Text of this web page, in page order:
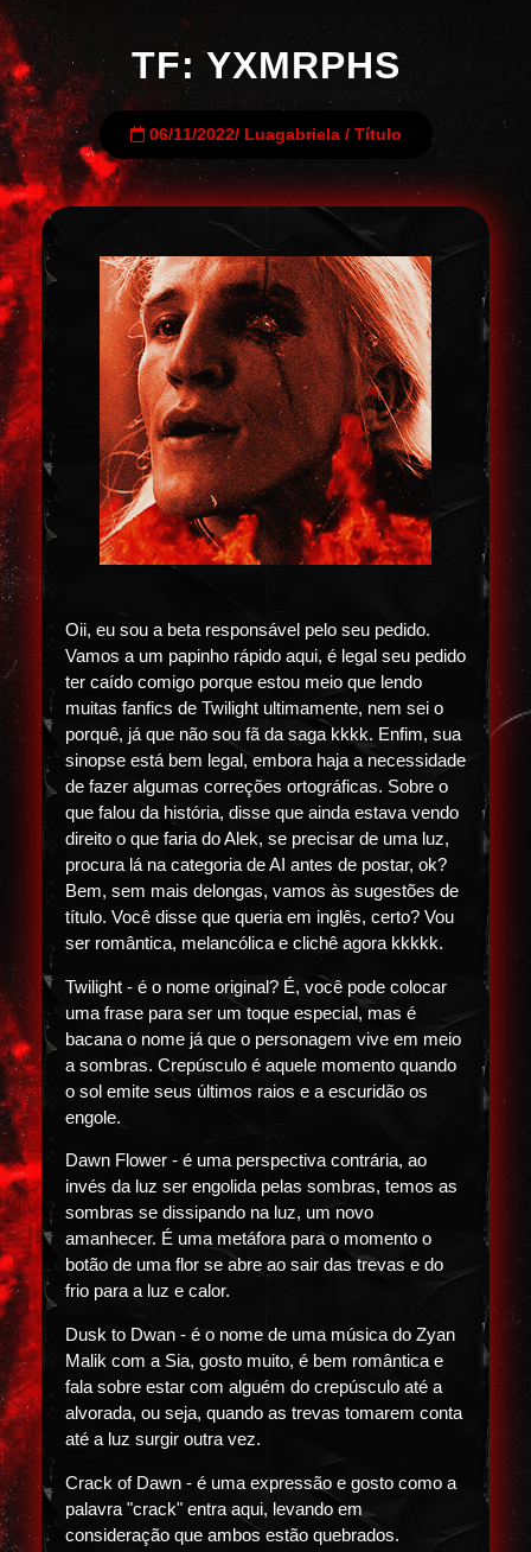
TF: YXMRPHS
06/11/2022/ Luagabriela/ Título
Oii, eu sou a beta responsável pelo seu pedido.
Vamos a um papinho rápido aqui, é legal seu pedido
ter caído comigo porque estou meio que lendo
muitas fanfics de Twilight ultimamente, nem sei o
porquê, já que não sou fã da saga kkkk. Enfim, sua
sinopse está bem legal, embora haja a necessidade
de fazer algumas correções ortográficas. Sobre o
que falou da história, disse que ainda estava vendo
direito o que faria do Alek, se precisar de uma luz,
procura lá na categoria de AI antes de postar, ok?
Bem, sem mais delongas, vamos às sugestões de
título. Você disse que queria em inglês, certo? Vou
ser romântica, melancólica e clichê agora kkkkk.
Twilight - é o nome original? É, você pode colocar
uma frase para ser um toque especial, mas é
bacana o nome já que o personagem vive em meio
a sombras. Crepúsculo é aquele momento quando
o sol emite seus últimos raios e a escuridão os
engole.
Dawn Flower - é uma perspectiva contrária, ao
invés da luz ser engolida pelas sombras, temos as
sombras se dissipando na luz, um novo
amanhecer. É uma metáfora para o momento o
botão de uma flor se abre ao sair das trevas e do
frio para a luz e calor.
Dusk to Dwan - é o nome de uma música do Zyan
Malik com a Sia, gosto muito, é bem romântica e
fala sobre estar com alguém do crepúsculo até a
alvorada, ou seja, quando as trevas tomarem conta
até a luz surgir outra vez.
Crack of Dawn - é uma expressão e gosto como a
palavra "crack" entra aqui, levando em
consideração que ambos estão quebrados.